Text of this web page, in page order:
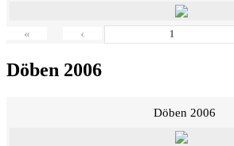
« ‹
Döben 2006
Döben 2006